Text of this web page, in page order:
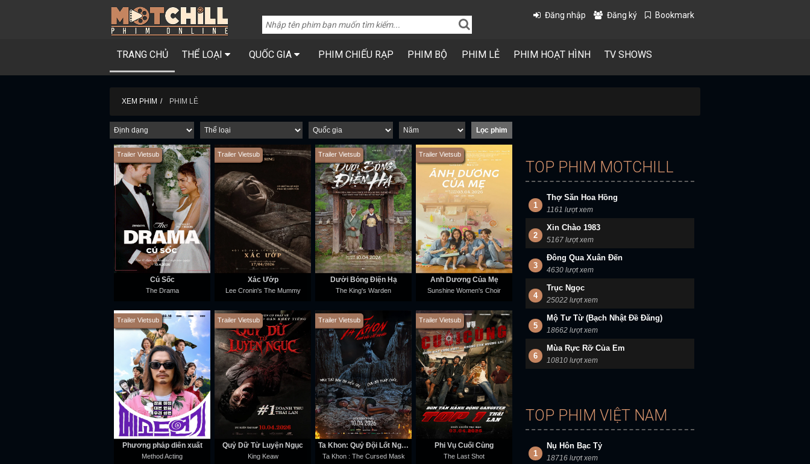
Đăng nhập Đăng ký Bookmark
TRANG CHỦ THỂ LOẠI QUỐC GIA PHIM CHIẾU RẠP PHIM BỘ PHIM LẺ PHIM HOẠT HÌNH TV SHOWS
XEM PHIM PHIM LẺ
Trailer Vietsub
Cú Sốc
The Drama
Trailer Vietsub
Xác Ướp
Lee Cronin's The Mummy
Trailer Vietsub
Dưới Bóng Điện Hạ
The King's Warden
Trailer Vietsub
Ánh Dương Của Mẹ
Sunshine Women's Choir
Trailer Vietsub
Phương pháp diễn xuất
Method Acting
Trailer Vietsub
Quỷ Dữ Từ Luyện Ngục
King Keaw
Trailer Vietsub
Ta Khon: Quỷ Đội Lốt Người
Ta Khon : The Cursed Mask
Trailer Vietsub
Phi Vụ Cuối Cùng
The Last Shot
TOP PHIM MOTCHILL
1
Thợ Săn Hoa Hồng
1161 lượt xem
2
Xin Chào 1983
5167 lượt xem
3
Đông Qua Xuân Đến
4630 lượt xem
4
Trục Ngọc
25022 lượt xem
5
Mộ Tư Từ (Bạch Nhật Đề Đăng)
18662 lượt xem
6
Mùa Rực Rỡ Của Em
10810 lượt xem
TOP PHIM VIỆT NAM
1
Nụ Hôn Bạc Tỷ
18716 lượt xem